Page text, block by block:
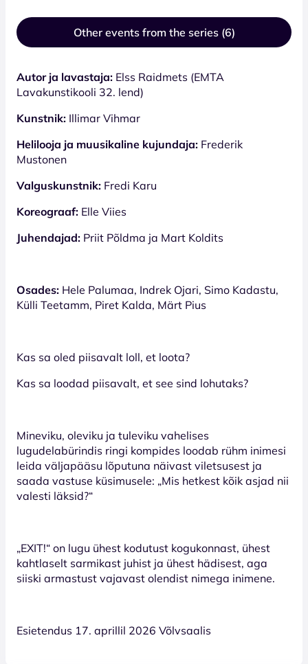
Other events from the series (6)
Autor ja lavastaja: Elss Raidmets (EMTA
Lavakunstikooli 32. lend)
Kunstnik: Illimar Vihmar
Helilooja ja muusikaline kujundaja: Frederik
Mustonen
Valguskunstnik: Fredi Karu
Koreograaf: Elle Viies
Juhendajad: Priit Põldma ja Mart Koldits
Osades: Hele Palumaa, Indrek Ojari, Simo Kadastu,
Külli Teetamm, Piret Kalda, Märt Pius
Kas sa oled piisavalt loll, et loota?
Kas sa loodad piisavalt, et see sind lohutaks?
Mineviku, oleviku ja tuleviku vahelises
lugudelabürindis ringi kompides loodab rühm inimesi
leida väljapääsu lõputuna näivast viletsusest ja
saada vastuse küsimusele: „Mis hetkest kõik asjad nii
valesti läksid?“
„EXIT!“ on lugu ühest kodutust kogukonnast, ühest
kahtlaselt sarmikast juhist ja ühest hädisest, aga
siiski armastust vajavast olendist nimega inimene.
Esietendus 17. aprillil 2026 Võlvsaalis